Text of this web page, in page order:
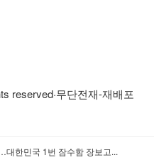
reserved·무단전재-재배포
한민국 1번 잠수함 장보고...